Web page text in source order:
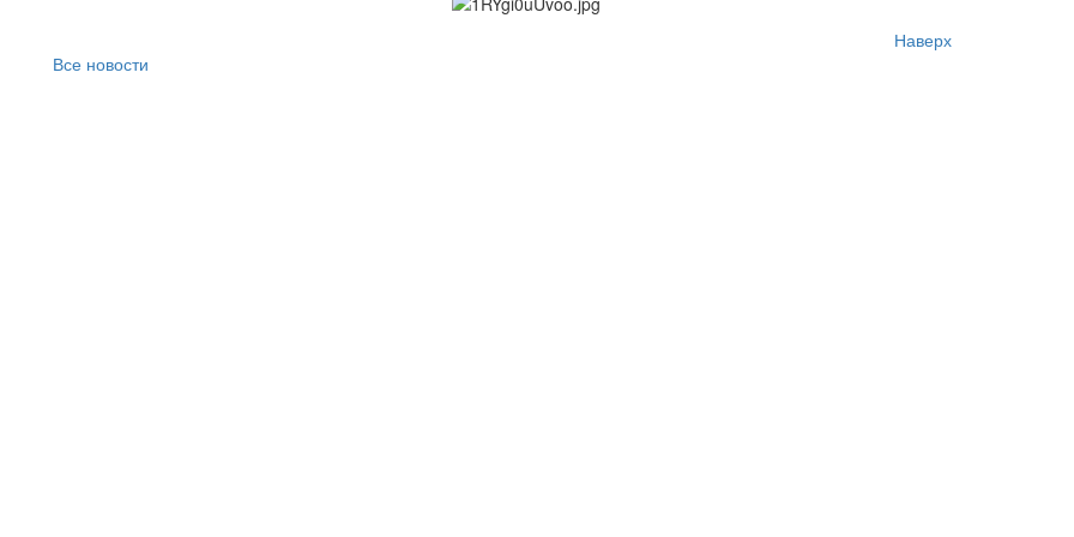
Наверх
Все новости